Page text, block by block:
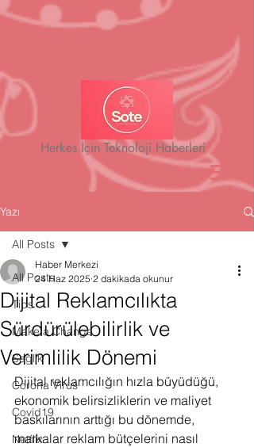
Herkes İçin Teknoloji Haberleri
Yazı
All Posts
Tips
Make a Change
Sağlık
Corona Virus
Covid19
Netflix
All Posts
Dijital Reklamcılıkta
Sürdürülebilirlik ve
Verimlilik Dönemi
Haber Merkezi
24 Haz 2025 2 dakikada okunur
Dijital reklamcılığın hızla büyüdüğü,
ekonomik belirsizliklerin ve maliyet
baskılarının arttığı bu dönemde,
markalar reklam bütçelerini nasıl